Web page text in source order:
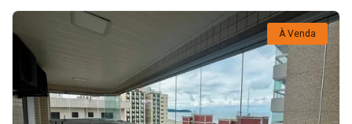
À Venda